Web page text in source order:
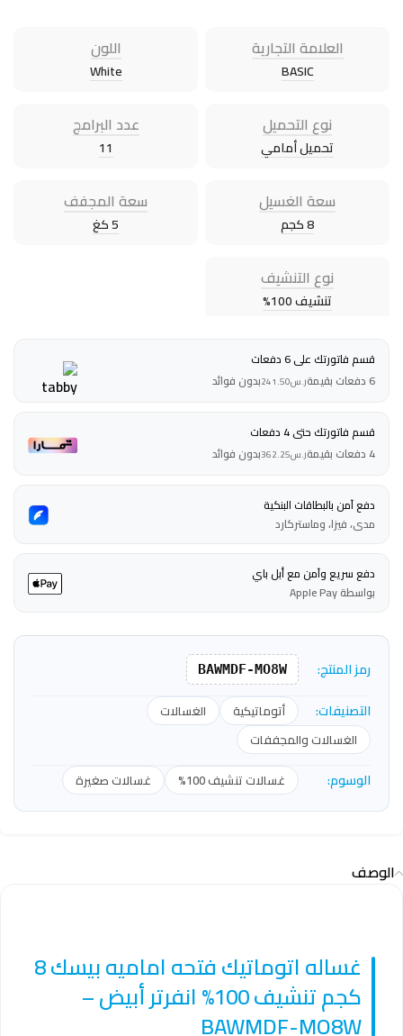
العلامة التجارية
BASIC
اللون
White
نوع التحميل
تحميل أمامي
عدد البرامج
11
سعة الغسيل
8 كجم
سعة المجفف
5 كغ
نوع التنشيف
تنشيف 100%
قسم فاتورتك على 6 دفعات
6 دفعات بقيمة
ر.س241.50بدون فوائد
قسم فاتورتك حتى 4 دفعات
4 دفعات بقيمة
ر.س362.25بدون فوائد
دفع آمن بالبطاقات البنكية
مدى، فيزا، وماستركارد
دفع سريع وآمن مع أبل باي
بواسطة Apple Pay
رمز المنتج: BAWMDF-MO8W
التصنيفات: أتوماتيكية
الغسالات
الغسالات والمجففات
الوسوم: غسالات تنشيف 100% غسالات صغيرة
الوصف
غساله اتوماتيك فتحه اماميه بيسك 8
كجم تنشيف 100% انفرتر أبيض –
BAWMDF-MO8W